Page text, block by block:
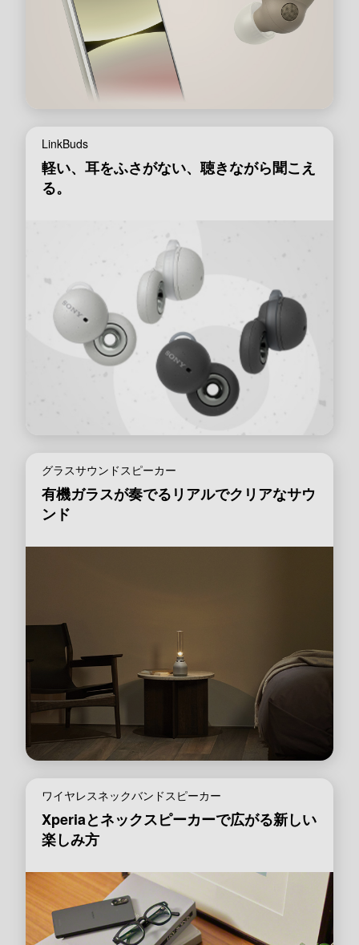
LinkBuds
軽い、耳をふさがない、聴きながら聞こえ
る。
グラスサウンドスピーカー
有機ガラスが奏でるリアルでクリアなサウ
ンド
ワイヤレスネックバンドスピーカー
Xperiaとネックスピーカーで広がる新しい
楽しみ方